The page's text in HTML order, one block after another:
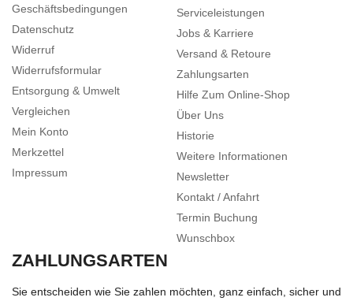
Geschäftsbedingungen
Datenschutz
Widerruf
Widerrufsformular
Entsorgung & Umwelt
Vergleichen
Mein Konto
Merkzettel
Impressum
Serviceleistungen
Jobs & Karriere
Versand & Retoure
Zahlungsarten
Hilfe Zum Online-Shop
Über Uns
Historie
Weitere Informationen
Newsletter
Kontakt / Anfahrt
Termin Buchung
Wunschbox
ZAHLUNGSARTEN
Sie entscheiden wie Sie zahlen möchten, ganz einfach, sicher und